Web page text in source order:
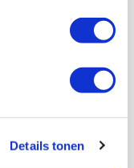
Details tonen
grauwe bak